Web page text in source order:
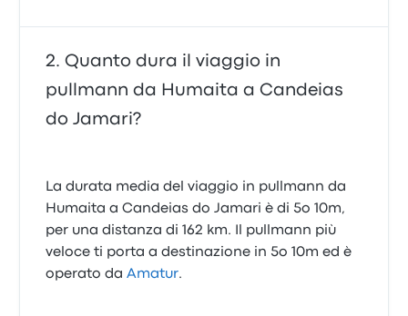
Quanto dura il viaggio in
pullmann da Humaita a Candeias
do Jamari?
La durata media del viaggio in pullmann da
Humaita a Candeias do Jamari è di 5o 10m,
per una distanza di 162 km. Il pullmann più
veloce ti porta a destinazione in 5o 10m ed è
operato daAmatur.